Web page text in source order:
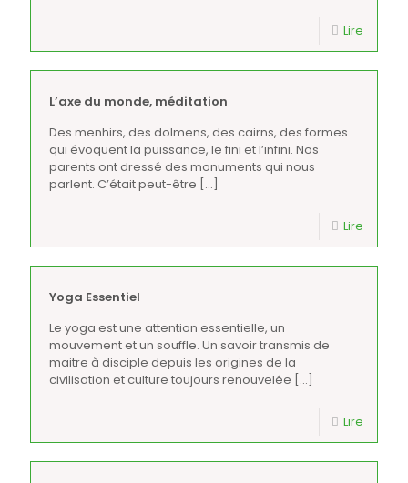
Lire
L’axe du monde, méditation
Des menhirs, des dolmens, des cairns, des formes
qui évoquent la puissance, le fini et l’infini. Nos
parents ont dressé des monuments qui nous
parlent. C’était peut-être […]
Lire
Yoga Essentiel
Le yoga est une attention essentielle, un
mouvement et un souffle. Un savoir transmis de
maitre à disciple depuis les origines de la
civilisation et culture toujours renouvelée […]
Lire